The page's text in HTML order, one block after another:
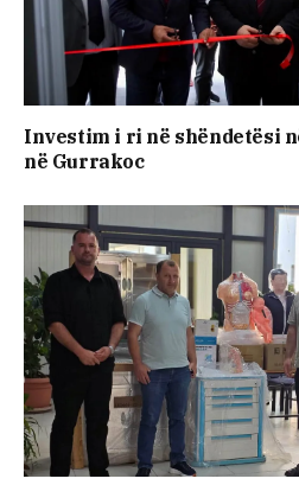
Investim i ri në shëndetësi
në Gurrakoc